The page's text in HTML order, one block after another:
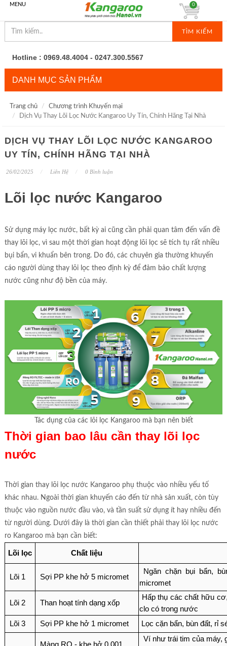
MENU
TÌM KIẾM
0
Hotline : 0969.48.4004 - 0247.300.5567
DANH MỤC SẢN PHẨM
Trang chủ
Chương trình Khuyến mại
Dịch Vụ Thay Lõi Lọc Nước Kangaroo Uy Tín, Chính Hãng Tại Nhà
DỊCH VỤ THAY LÕI LỌC NƯỚC KANGAROO
UY TÍN, CHÍNH HÃNG TẠI NHÀ
26/02/2025 Liên Hệ 0 Bình luận
Lõi lọc nước Kangaroo
Sử dụng máy lọc nước, bất kỳ ai cũng cần phải quan tâm đến vấn đề
thay lõi lọc, vì sau một thời gian hoạt động lõi lọc sẽ tích tụ rất nhiều
bụi bẩn, vi khuẩn bên trong. Do đó, các chuyên gia thường khuyến
cáo người dùng thay lõi lọc theo định kỳ để đảm bảo chất lượng
nước cũng như độ bền của máy.
Tác dụng của các lõi lọc Kangaroo mà bạn nên biết
Thời gian bao lâu cần thay lõi lọc
nước
Thời gian thay lõi lọc nước Kangaroo phụ thuộc vào nhiều yếu tố
khác nhau. Ngoài thời gian khuyến cáo đến từ nhà sản xuất, còn tùy
thuộc vào nguồn nước đầu vào, và tần suất sử dụng ít hay nhiều đến
từ người dùng. Dưới đây là thời gian cần thiết phải thay lõi lọc nước
ro Kangaroo mà bạn cần biết:
Lõi lọc Chất liệu
Lõi 1 Sợi PP khe hở 5 micromet
Ngăn chặn bụi bẩn,
micromet
Lõi 2 Than hoạt tính dạng xốp
Hấp thụ các chất hữu
clo có trong nước
Lõi 3
Sợi PP khe hở 1 micromet Lọc cặn bẩn, bùn đất, rỉ
Ví như trái tim của máy,